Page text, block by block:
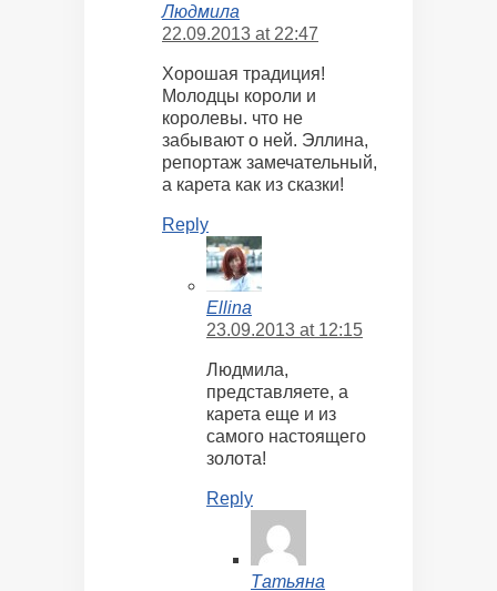
Людмила
22.09.2013 at 22:47
Хорошая традиция!
Молодцы короли и
королевы. что не
забывают о ней. Эллина,
репортаж замечательный,
а карета как из сказки!
Reply
Ellina
23.09.2013 at 12:15
Людмила,
представляете, а
карета еще и из
самого настоящего
золота!
Reply
Татьяна